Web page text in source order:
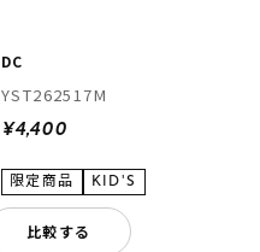
DC
YST262517M
¥4,400
比較する